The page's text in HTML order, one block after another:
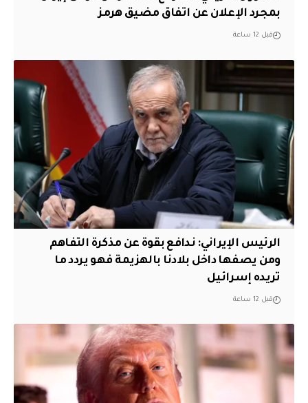
بمجرد الإعلان عن اتفاق مضيق هرمز
قبل 12 ساعة
الرئيس الإيراني: ندافع بقوة عن مذكرة التفاهم
ومن يصفها داخل بلادنا بالهزيمة فهو يردد ما
تريده إسرائيل
قبل 12 ساعة